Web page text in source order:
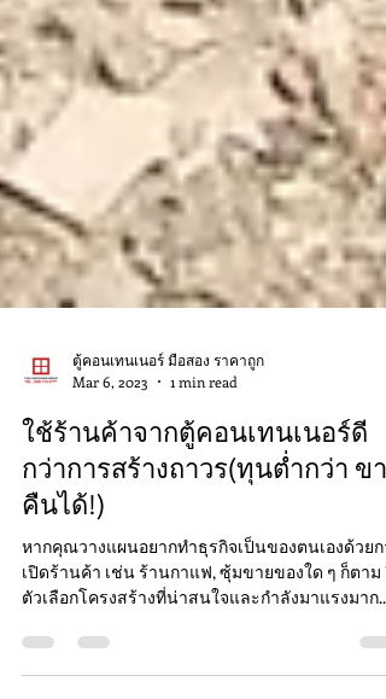
Mar 6, 2023
1 min read
ใช้ร้านค้าจากตู้คอนเทนเนอร์ดี
กว่าการสร้างถาวร(ทุนต่ำกว่า ขาย
คืนได้!)
หากคุณวางแผนอยากทำธุรกิจเป็นของตนเองด้วยกา
ตัวเลือกโครงสร้างที่น่าสนใจและกำลังมาแรงมาก...